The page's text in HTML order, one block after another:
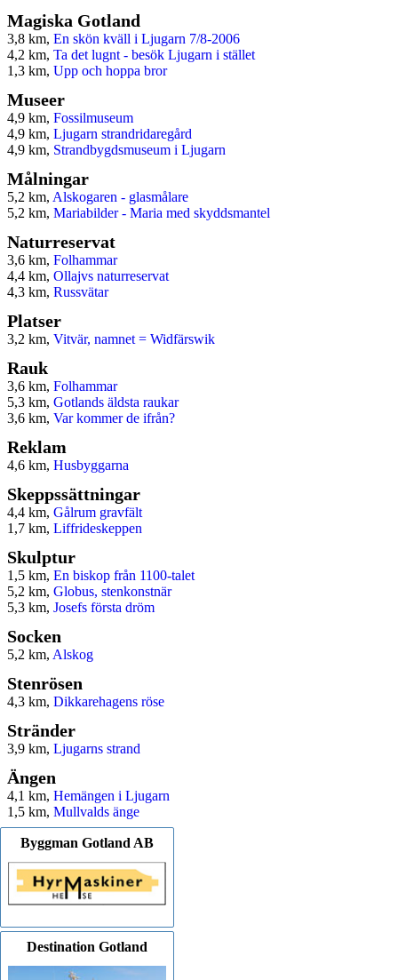
Magiska Gotland
3,8 km, En skön kväll i Ljugarn 7/8-2006
4,2 km, Ta det lugnt - besök Ljugarn i stället
1,3 km, Upp och hoppa bror
Museer
4,9 km, Fossilmuseum
4,9 km, Ljugarn strandridaregård
4,9 km, Strandbygdsmuseum i Ljugarn
Målningar
5,2 km, Alskogaren - glasmålare
5,2 km, Mariabilder - Maria med skyddsmantel
Naturreservat
3,6 km, Folhammar
4,4 km, Ollajvs naturreservat
4,3 km, Russvätar
Platser
3,2 km, Vitvär, namnet = Widfärswik
Rauk
3,6 km, Folhammar
5,3 km, Gotlands äldsta raukar
3,6 km, Var kommer de ifrån?
Reklam
4,6 km, Husbyggarna
Skeppssättningar
4,4 km, Gålrum gravfält
1,7 km, Liffrideskeppen
Skulptur
1,5 km, En biskop från 1100-talet
5,2 km, Globus, stenkonstnär
5,3 km, Josefs första dröm
Socken
5,2 km, Alskog
Stenrösen
4,3 km, Dikkarehagens röse
Stränder
3,9 km, Ljugarns strand
Ängen
4,1 km, Hemängen i Ljugarn
1,5 km, Mullvalds änge
Byggman Gotland AB
Destination Gotland